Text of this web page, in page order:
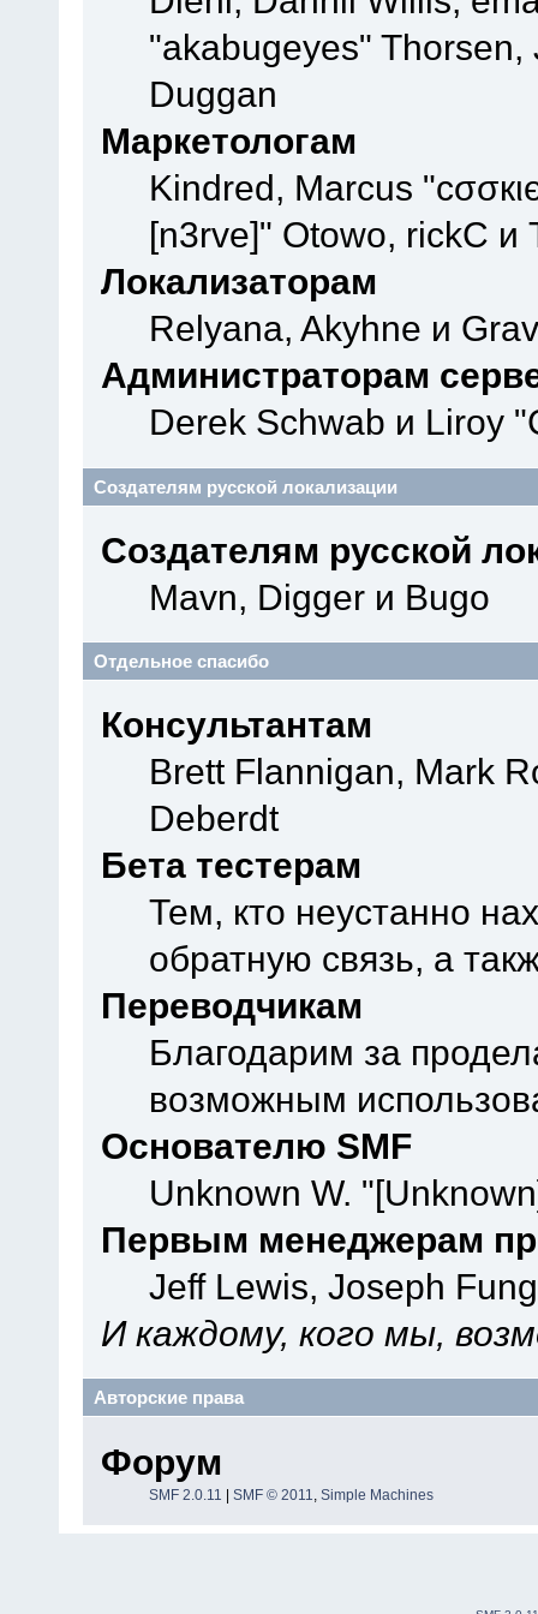
"akabugeyes"
Duggan
Маркетологам
Kindred, Marcus
[n3rve]" Otowo, rickC и
Локализаторам
Relyana, Akyhne и
Администраторам
Derek Schwab и Liroy
Создателям русской локализации
Создателям русской
Mavn, Digger и Bugo
Отдельное спасибо
Консультантам
Brett Flannigan, Mark
Deberdt
Бета тестерам
Тем, кто неустанно
обратную связь, а
Переводчикам
Благодарим за
возможным
Основателю SMF
Unknown W.
Первым менеджерам
Jeff Lewis, Joseph
И каждому, кого мы,
Авторские права
Форум
SMF 2.0.11 | SMF © 2011 Simple Machines